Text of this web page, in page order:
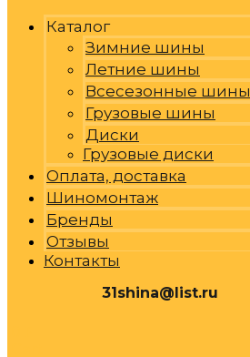
Каталог
Зимние шины
Летние шины
Всесезонные шины
Грузовые шины
Диски
Грузовые диски
Оплата, доставка
Шиномонтаж
Бренды
Отзывы
Контакты
31shina@list.ru